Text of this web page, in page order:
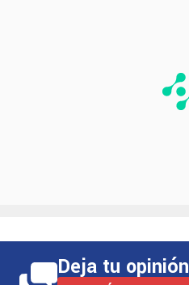
Deja tu opinión